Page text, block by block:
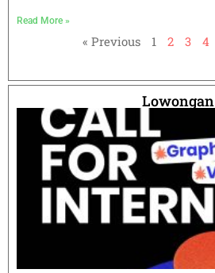
Read More »
« Previous 1 2 3 4
Lowongan